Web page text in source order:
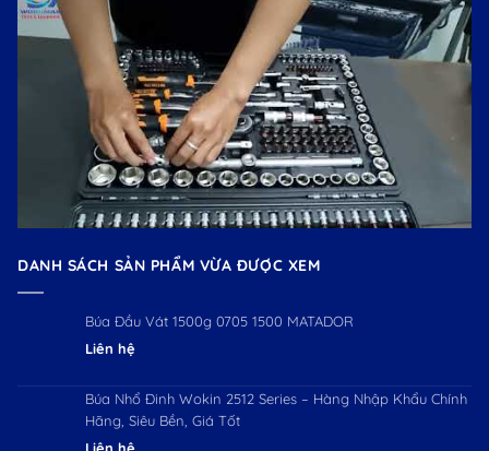
DANH SÁCH SẢN PHẨM VỪA ĐƯỢC XEM
Búa Đầu Vát 1500g 0705 1500 MATADOR
Liên hệ
Búa Nhổ Đinh Wokin 2512 Series – Hàng Nhập Khẩu Chính
Hãng, Siêu Bền, Giá Tốt